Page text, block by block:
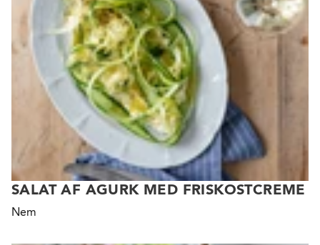
SALAT AF AGURK MED FRISKOSTCREME
Nem